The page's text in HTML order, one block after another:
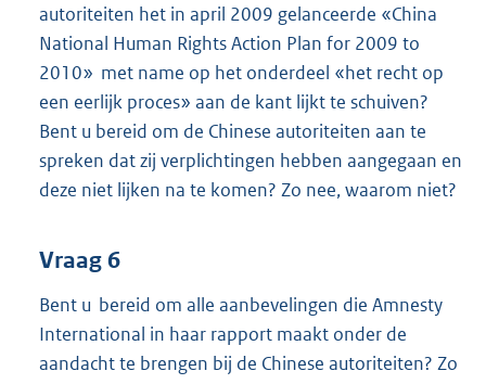
autoriteiten het in april 2009 gelanceerde «China
National Human Rights Action Plan for 2009 to
2010» met name op het onderdeel «het recht op
een eerlijk proces» aan de kant lijkt te schuiven?
Bent u bereid om de Chinese autoriteiten aan te
spreken dat zij verplichtingen hebben aangegaan en
deze niet lijken na te komen? Zo nee, waarom niet?
Vraag 6
Bent u bereid om alle aanbevelingen die Amnesty
International in haar rapport maakt onder de
aandacht te brengen bij de Chinese autoriteiten? Zo